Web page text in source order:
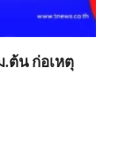
.ต้น ก่อเหตุ